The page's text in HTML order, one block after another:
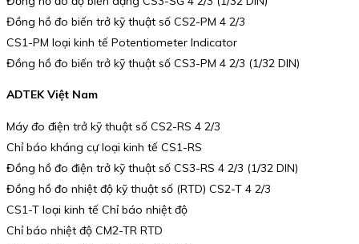
Đồng hồ đo biến trở kỹ thuật số CS2-PM 4 2/3
CS1-PM loại kinh tế Potentiometer Indicator
Đồng hồ đo biến trở kỹ thuật số CS3-PM 4 2/3 (1/32 DIN)
ADTEK Việt Nam
Máy đo điện trở kỹ thuật số CS2-RS 4 2/3
Chỉ báo kháng cự loại kinh tế CS1-RS
Đồng hồ đo điện trở kỹ thuật số CS3-RS 4 2/3 (1/32 DIN)
Đồng hồ đo nhiệt độ kỹ thuật số (RTD) CS2-T 4 2/3
CS1-T loại kinh tế Chỉ báo nhiệt độ
Chỉ báo nhiệt độ CM2-TR RTD